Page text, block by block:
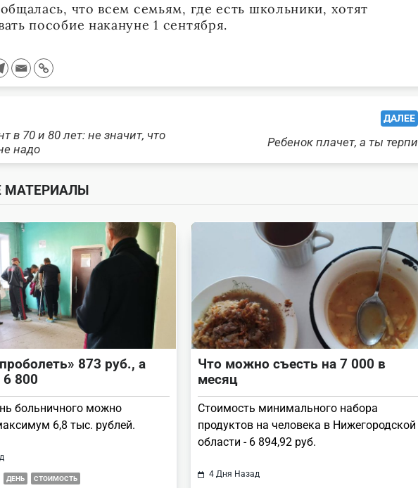
что всем семьям, где есть школьники, хотят
пособие накануне 1 сентября.
span>
в 70 и 80 лет: не значит, что
надо
ДАЛЕЕ
Ребенок плачет, а ты терпи
МАТЕРИАЛЫ
873 руб., а
800
больничного можно
6,8 тыс. рублей.
ДЕНЬ СТОИМОСТЬ
Что можно съесть на 7 000 в
месяц
Стоимость минимального набора
продуктов на человека в Нижегородской
области - 6 894,92 руб.
4 Дня Назад